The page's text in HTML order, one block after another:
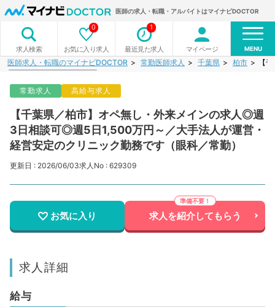
医師の求人・転職・アルバイトはマイナビDOCTOR
求人検索 お気に入り求人
0
最近見た求人
1
マイページ MENU
医師求人・転職のマイナビDOCTOR 常勤医師求人 千葉県 柏市 【
常勤求人 高給与求人
【千葉県／柏市】オペ無し・外来メインの求人◎週
3日相談可◎週5日1,500万円～／大手法人が運営・
経営安定のクリニック勤務です（眼科／常勤）
更新日 : 2026/06/03求人No : 629309
お気に入り 求人を紹介してもらう
求人詳細
給与